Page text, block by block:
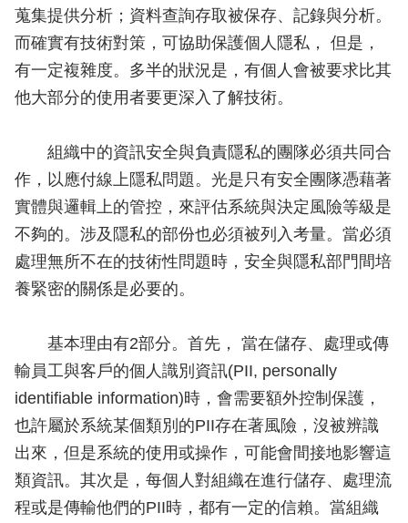
蒐集提供分析；資料查詢存取被保存、記錄與分析。
而確實有技術對策，可協助保護個人隱私， 但是，
有一定複雜度。多半的狀況是，有個人會被要求比其
他大部分的使用者要更深入了解技術。
組織中的資訊安全與負責隱私的團隊必須共同合
作，以應付線上隱私問題。光是只有安全團隊憑藉著
實體與邏輯上的管控，來評估系統與決定風險等級是
不夠的。涉及隱私的部份也必須被列入考量。當必須
處理無所不在的技術性問題時，安全與隱私部門間培
養緊密的關係是必要的。
基本理由有2部分。首先， 當在儲存、處理或傳
輸員工與客戶的個人識別資訊(PII, personally
identifiable information)時，會需要額外控制保護，
也許屬於系統某個類別的PII存在著風險，沒被辨識
出來，但是系統的使用或操作，可能會間接地影響這
類資訊。其次是，每個人對組織在進行儲存、處理流
程或是傳輸他們的PII時，都有一定的信賴。當組織